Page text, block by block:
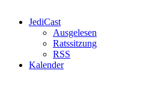
JediCast
Ausgelesen
Ratssitzung
RSS
Kalender